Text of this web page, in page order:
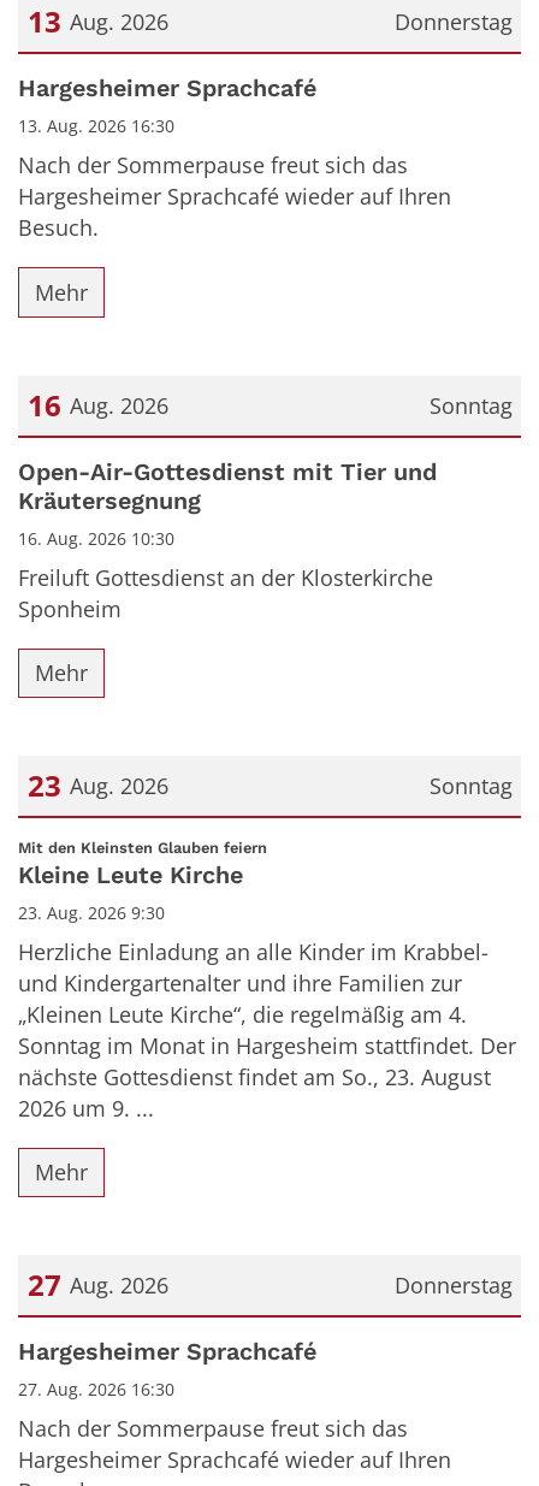
Donnerstag
13 Aug. 2026
Datum: 13. August 2026
Hargesheimer Sprachcafé
13. Aug. 2026 16:30
Nach der Sommerpause freut sich das
Hargesheimer Sprachcafé wieder auf Ihren
Besuch.
Mehr
Sonntag
16 Aug. 2026
Datum: 16. August 2026
Open-Air-Gottesdienst mit Tier und
Kräutersegnung
16. Aug. 2026 10:30
Freiluft Gottesdienst an der Klosterkirche
Sponheim
Mehr
Sonntag
23 Aug. 2026
Datum: 23. August 2026
Mit den Kleinsten Glauben feiern
Kleine Leute Kirche
23. Aug. 2026 9:30
Herzliche Einladung an alle Kinder im Krabbel-
und Kindergartenalter und ihre Familien zur
„Kleinen Leute Kirche“, die regelmäßig am 4.
Sonntag im Monat in Hargesheim stattfindet. Der
nächste Gottesdienst findet am So., 23. August
2026 um 9. ...
Mehr
Donnerstag
27 Aug. 2026
Datum: 27. August 2026
Hargesheimer Sprachcafé
27. Aug. 2026 16:30
Nach der Sommerpause freut sich das
Hargesheimer Sprachcafé wieder auf Ihren